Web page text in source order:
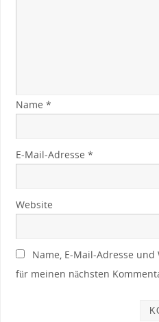
Name *
E-Mail-Adresse *
Website
Name, E-Mail-Adresse
für meinen nächsten